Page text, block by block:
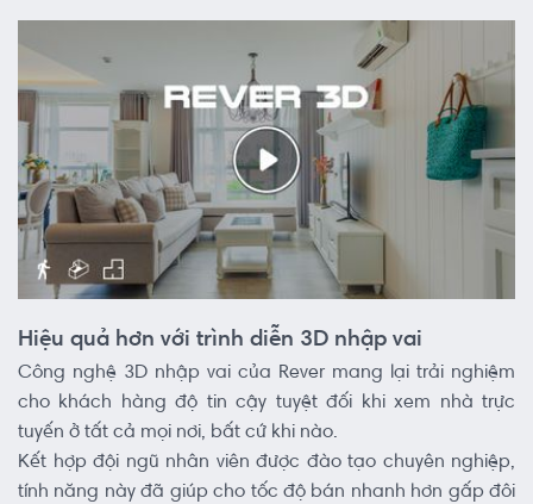
Hiệu quả hơn với trình diễn 3D nhập vai
Công nghệ 3D nhập vai của Rever mang lại trải nghiệm
cho khách hàng độ tin cậy tuyệt đối khi xem nhà trực
tuyến ở tất cả mọi nơi, bất cứ khi nào.
Kết hợp đội ngũ nhân viên được đào tạo chuyên nghiệp,
tính năng này đã giúp cho tốc độ bán nhanh hơn gấp đôi